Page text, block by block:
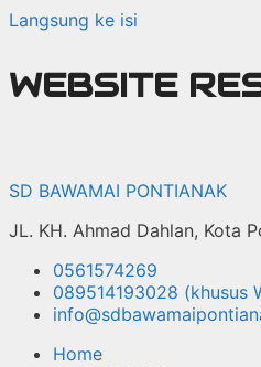
Langsung ke isi
WEBSITE
SD BAWAMAI PONTIANAK
JL. KH. Ahmad Dahlan, Kota
0561574269
089514193028 (khusus
Home